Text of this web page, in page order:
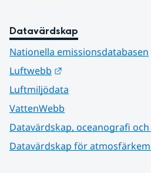
Datavärdskap
Nationella emissionsdatabasen
Luftwebb
Luftmiljödata
VattenWebb
Datavärdskap, oceanografi
Datavärdskap för